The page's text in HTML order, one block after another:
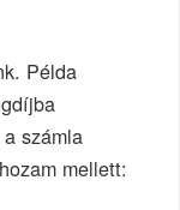
Példa
számla
mellett: